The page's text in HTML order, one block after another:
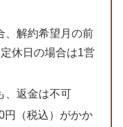
、解約希望月の前
休日の場合は1営
、返金は不可
円（税込）がかか